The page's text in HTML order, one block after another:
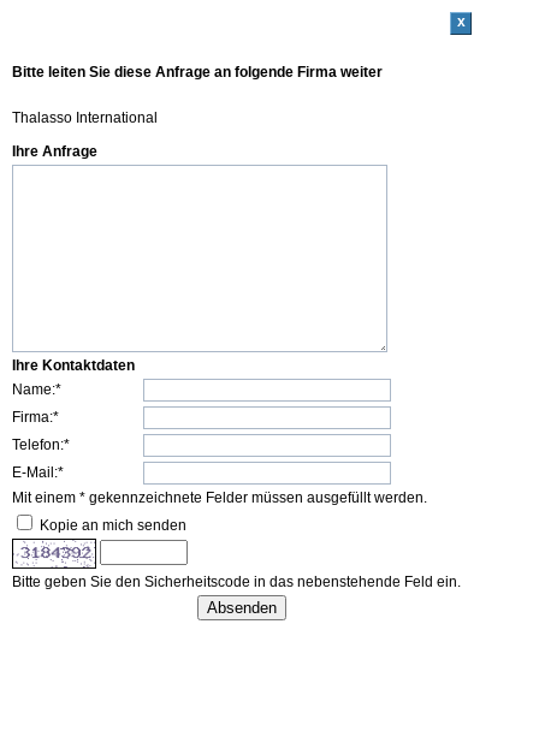
x
Bitte leiten Sie diese Anfrage an folgende Firma weiter
Thalasso International
Ihre Anfrage
Ihre Kontaktdaten
Name:*
Firma:*
Telefon:*
E-Mail:*
Mit einem * gekennzeichnete Felder müssen ausgefüllt werden.
Kopie an mich senden
Bitte geben Sie den Sicherheitscode in das nebenstehende Feld ein.